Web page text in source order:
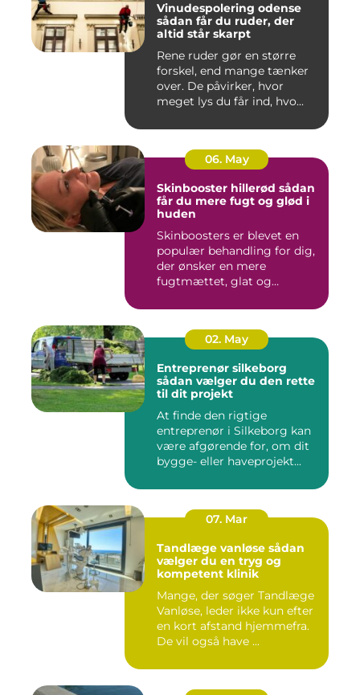
Vinudespolering odense
sådan får du ruder, der
altid står skarpt
Rene ruder gør en større
forskel, end mange tænker
over. De påvirker, hvor
meget lys du får ind, hvo...
06. May
Skinbooster hillerød sådan
får du mere fugt og glød i
huden
Skinboosters er blevet en
populær behandling for dig,
der ønsker en mere
fugtmættet, glat og
02. May
Entreprenør silkeborg
sådan vælger du den rette
til dit projekt
At finde den rigtige
entreprenør i Silkeborg kan
være afgørende for, om dit
bygge- eller haveprojekt...
07. Mar
Tandlæge vanløse sådan
vælger du en tryg og
kompetent klinik
Mange, der søger Tandlæge
Vanløse, leder ikke kun efter
en kort afstand hjemmefra.
De vil også have ...